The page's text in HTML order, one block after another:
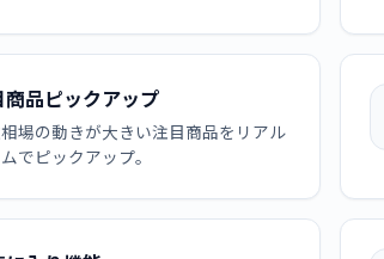
商品ピックアップ
場の動きが大きい注目商品をリアル
でピックアップ。